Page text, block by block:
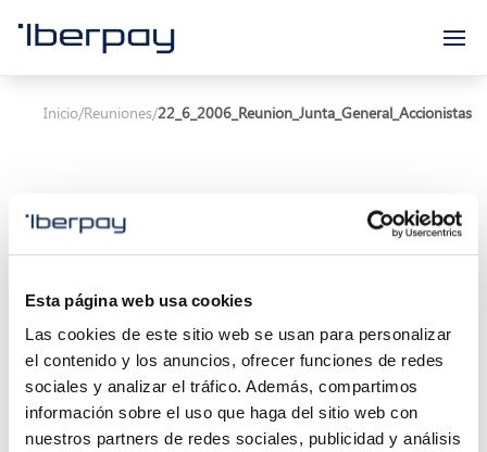
Esta página web usa cookies
Las cookies de este sitio web se usan para personalizar
el contenido y los anuncios, ofrecer funciones de redes
sociales y analizar el tráfico. Además, compartimos
información sobre el uso que haga del sitio web con
nuestros partners de redes sociales, publicidad y análisis
Iberpay
Inicio/Reuniones/22_6_2006_Reunion_Junta_General_Accionistas
Asunto:Reunión Junta General Accionistas
Inicio de la reunión:22/06/2006 00:00
Final de la reunión:12/03/2019 17:26
Localización: